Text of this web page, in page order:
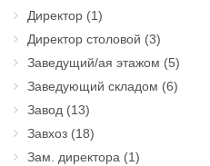
Директор (1)
Директор столовой (3)
Заведущий/ая этажом (5)
Заведующий складом (6)
Завод (13)
Завхоз (18)
Зам. директора (1)